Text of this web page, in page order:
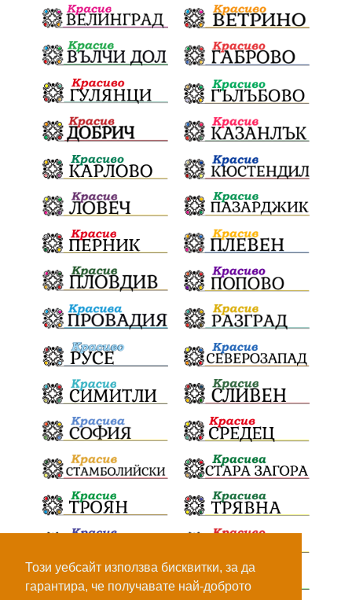
Този уебсайт използва бисквитки, за да
гарантира, че получавате най-доброто